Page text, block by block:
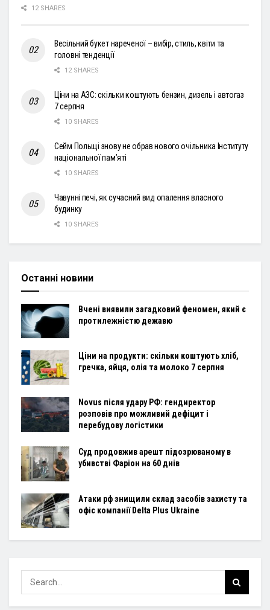
12 SHARES
Весільний букет нареченої – вибір, стиль, квіти та
головні тенденції
12 SHARES
Ціни на АЗС: скільки коштують бензин, дизель і автогаз
7 серпня
10 SHARES
Сейм Польщі знову не обрав нового очільника Інституту
національної пам’яті
10 SHARES
Чавунні печі, як сучасний вид опалення власного
будинку
10 SHARES
Останні новини
Вчені виявили загадковий феномен, який є
протилежністю дежавю
Ціни на продукти: скільки коштують хліб,
гречка, яйця, олія та молоко 7 серпня
Novus після удару РФ: гендиректор
розповів про можливий дефіцит і
перебудову логістики
Суд продовжив арешт підозрюваному в
убивстві Фаріон на 60 днів
Атаки рф знищили склад засобів захисту та
офіс компанії Delta Plus Ukraine